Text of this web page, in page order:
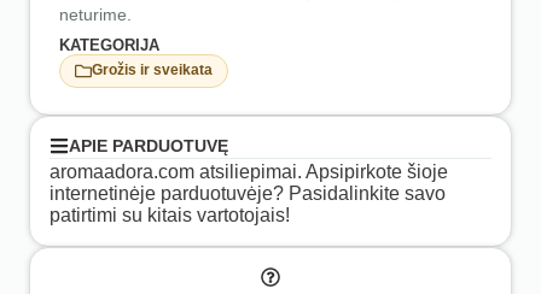
neturime.
KATEGORIJA
Grožis ir sveikata
APIE PARDUOTUVĘ
aromaadora.com atsiliepimai. Apsipirkote šioje
internetinėje parduotuvėje? Pasidalinkite savo
patirtimi su kitais vartotojais!